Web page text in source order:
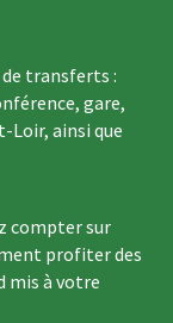
transferts :
gare,
Loir, ainsi que
compter sur
profiter des
mis à votre